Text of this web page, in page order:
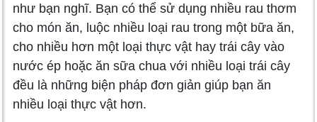
như bạn nghĩ. Bạn có thể sử dụng nhiều rau thơm
cho món ăn, luộc nhiều loại rau trong một bữa ăn,
cho nhiều hơn một loại thực vật hay trái cây vào
nước ép hoặc ăn sữa chua với nhiều loại trái cây
đều là những biện pháp đơn giản giúp bạn ăn
nhiều loại thực vật hơn.